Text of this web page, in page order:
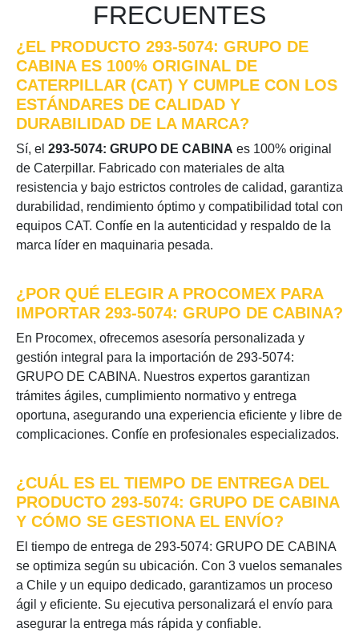
FRECUENTES
¿EL PRODUCTO 293-5074: GRUPO DE
CABINA ES 100% ORIGINAL DE
CATERPILLAR (CAT) Y CUMPLE CON LOS
ESTÁNDARES DE CALIDAD Y
DURABILIDAD DE LA MARCA?
Sí, el 293-5074: GRUPO DE CABINA es 100% original
de Caterpillar. Fabricado con materiales de alta
resistencia y bajo estrictos controles de calidad, garantiza
durabilidad, rendimiento óptimo y compatibilidad total con
equipos CAT. Confíe en la autenticidad y respaldo de la
marca líder en maquinaria pesada.
¿POR QUÉ ELEGIR A PROCOMEX PARA
IMPORTAR 293-5074: GRUPO DE CABINA?
En Procomex, ofrecemos asesoría personalizada y
gestión integral para la importación de 293-5074:
GRUPO DE CABINA. Nuestros expertos garantizan
trámites ágiles, cumplimiento normativo y entrega
oportuna, asegurando una experiencia eficiente y libre de
complicaciones. Confíe en profesionales especializados.
¿CUÁL ES EL TIEMPO DE ENTREGA DEL
PRODUCTO 293-5074: GRUPO DE CABINA
Y CÓMO SE GESTIONA EL ENVÍO?
El tiempo de entrega de 293-5074: GRUPO DE CABINA
se optimiza según su ubicación. Con 3 vuelos semanales
a Chile y un equipo dedicado, garantizamos un proceso
ágil y eficiente. Su ejecutiva personalizará el envío para
asegurar la entrega más rápida y confiable.